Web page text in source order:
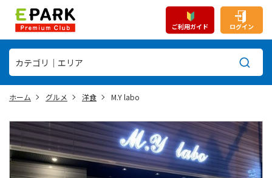
ご利用ガイド ログイン
ホーム グルメ 洋食 M.Y labo